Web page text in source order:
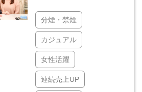
分煙・禁煙
カジュアル
女性活躍
連続売上UP